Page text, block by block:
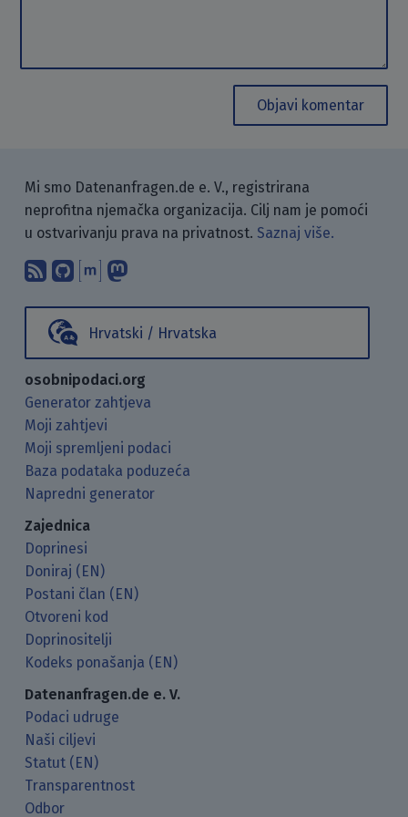
Objavi komentar
Mi smo Datenanfragen.de e. V., registrirana
neprofitna njemačka organizacija. Cilj nam je pomoći
u ostvarivanju prava na privatnost. Saznaj više.
Pretplati se na naš blog koristeći
Pronađi nas na GitHubu.
Raspravljaj s nama putem
Hrvatski / Hrvatska
osobnipodaci.org
Generator zahtjeva
Moji zahtjevi
Moji spremljeni podaci
Baza podataka poduzeća
Napredni generator
Zajednica
Doprinesi
Doniraj (EN)
Postani član (EN)
Otvoreni kod
Doprinositelji
Kodeks ponašanja (EN)
Datenanfragen.de e. V.
Podaci udruge
Naši ciljevi
Statut (EN)
Transparentnost
Odbor